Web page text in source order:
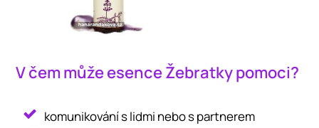
V čem může esence Žebratky pomoci?
komunikování s lidmi nebo s partnerem